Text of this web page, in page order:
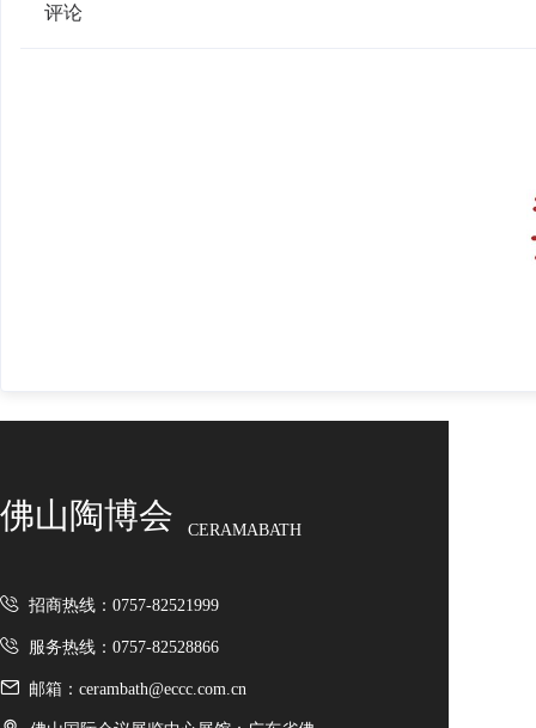
评论
佛山陶博会 CERAMABATH
招商热线：0757-82521999
服务热线：0757-82528866
邮箱：cerambath@eccc.com.cn